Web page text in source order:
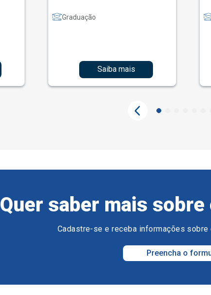
Graduação
Saiba mais
Quer saber mais
Cadastre-se e receba informações
Preencha o